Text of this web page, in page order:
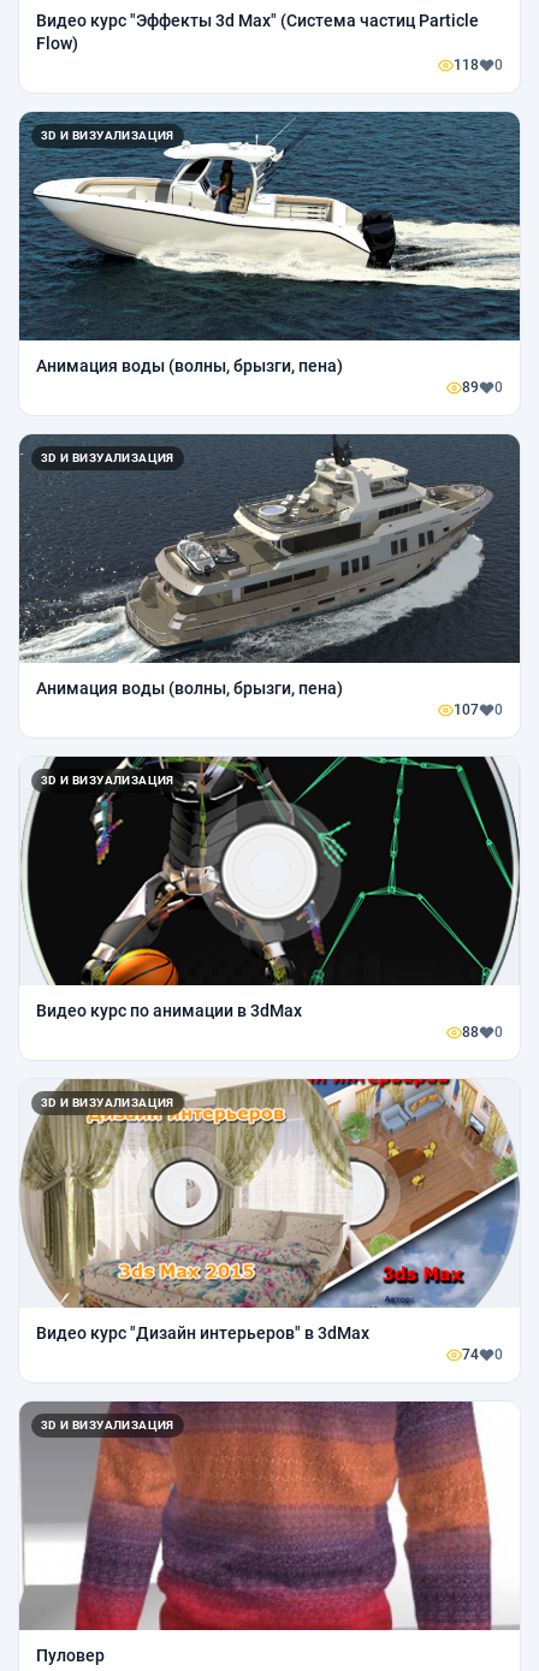
Видео курс "Эффекты 3d Max" (Система частиц Particle
Flow)
118 0
3D И ВИЗУАЛИЗАЦИЯ
Анимация воды (волны, брызги, пена)
89 0
3D И ВИЗУАЛИЗАЦИЯ
Анимация воды (волны, брызги, пена)
107 0
3D И ВИЗУАЛИЗАЦИЯ
Видео курс по анимации в 3dMax
88 0
3D И ВИЗУАЛИЗАЦИЯ
Видео курс "Дизайн интерьеров" в 3dMax
74 0
3D И ВИЗУАЛИЗАЦИЯ
Пуловер